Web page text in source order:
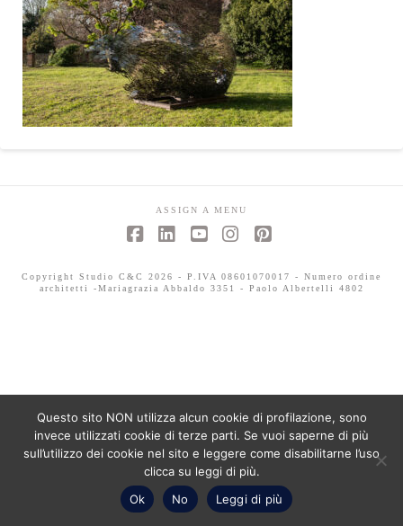
ASSIGN A MENU
Copyright Studio C&C 2026 - P.IVA 08601070017 - Numero ordine
architetti -Mariagrazia Abbaldo 3351 - Paolo Albertelli 4802
Questo sito NON utilizza alcun cookie di profilazione, sono
invece utilizzati cookie di terze parti. Se vuoi saperne di più
sull’utilizzo dei cookie nel sito e leggere come disabilitarne l’uso
clicca su leggi di più.
Ok
No Leggi di più